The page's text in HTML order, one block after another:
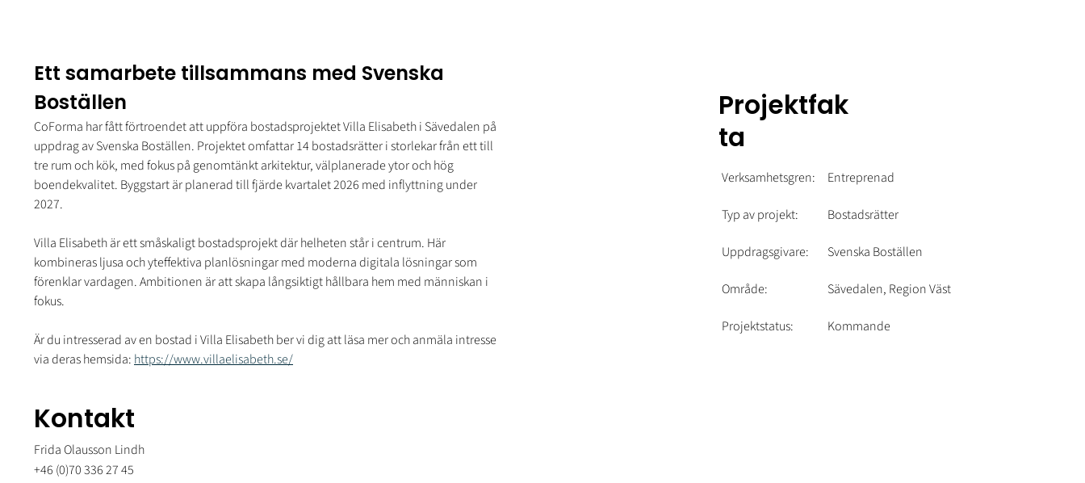
Ett samarbete tillsammans med Svenska
Boställen
CoForma har fått förtroendet att uppföra bostadsprojektet Villa Elisabeth i Sävedalen på
uppdrag av Svenska Boställen. Projektet omfattar 14 bostadsrätter i storlekar från ett till
tre rum och kök, med fokus på genomtänkt arkitektur, välplanerade ytor och hög
boendekvalitet. Byggstart är planerad till fjärde kvartalet 2026 med inflyttning under
2027.
Villa Elisabeth är ett småskaligt bostadsprojekt där helheten står i centrum. Här
kombineras ljusa och yteffektiva planlösningar med moderna digitala lösningar som
förenklar vardagen. Ambitionen är att skapa långsiktigt hållbara hem med människan i
fokus.
Är du intresserad av en bostad i Villa Elisabeth ber vi dig att läsa mer och anmäla intresse
via deras hemsida: https://www.villaelisabeth.se/
Kontakt
Frida Olausson Lindh
+46 (0)70 336 27 45
Projektfak
ta
Verksamhetsgren:
Typ av projekt:
Uppdragsgivare:
Område:
Projektstatus:
Entreprenad
Bostadsrätter
Svenska Boställen
Sävedalen, Region Väst
Kommande